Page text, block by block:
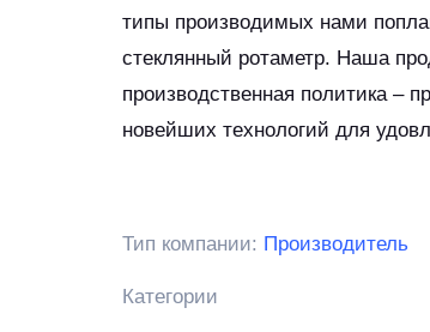
типы производимых нами
стеклянный ротаметр. Наша
производственная политика –
новейших технологий для
Тип компании: Производитель
Категории